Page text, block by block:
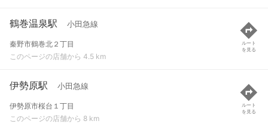
鶴巻温泉駅 小田急線
秦野市鶴巻北２丁目
このページの店舗から 4.5 km
ルート
を見る
伊勢原駅 小田急線
伊勢原市桜台１丁目
このページの店舗から 8 km
ルート
を見る